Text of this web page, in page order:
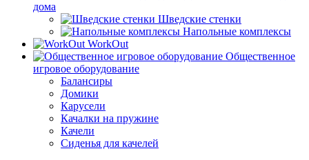
дома
Шведские стенки
Напольные комплексы
WorkOut
Общественное
игровое оборудование
Балансиры
Домики
Карусели
Качалки на пружине
Качели
Сиденья для качелей